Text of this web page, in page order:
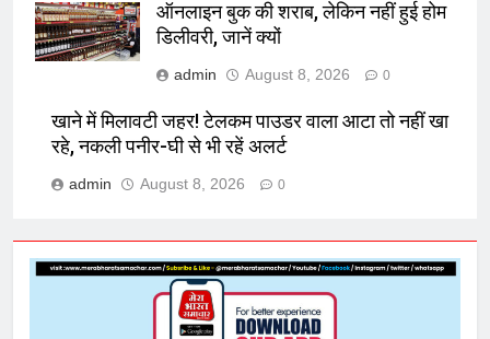
ऑनलाइन बुक की शराब, लेकिन नहीं हुई होम
डिलीवरी, जानें क्यों
admin August 8, 2026 0
खाने में मिलावटी जहर! टेलकम पाउडर वाला आटा तो नहीं खा
रहे, नकली पनीर-घी से भी रहें अलर्ट
admin August 8, 2026 0